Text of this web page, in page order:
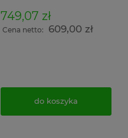
749,07 zł
Cena netto: 609,00 zł
do koszyka